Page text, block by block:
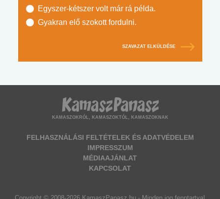
Egyszer-kétszer volt már rá példa.
Gyakran elő szokott fordulni.
SZAVAZAT ELKÜLDÉSE
KAMASZOKRÓL, KAMASZOKTÓL, KAMASZOKNAK
FELHASZNÁLÁSI FELTÉTELEK ÉS ADATVÉDELEM
IMPRESSZUM
MÉDIAAJÁNLAT
KAPCSOLAT